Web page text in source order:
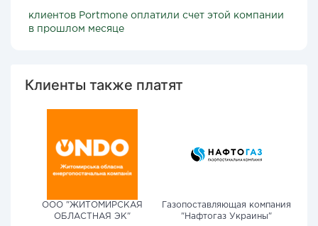
клиентов Portmone оплатили счет этой компании
в прошлом месяце
Клиенты также платят
ООО "ЖИТОМИРСКАЯ
ОБЛАСТНАЯ ЭК"
Газопоставляющая компания
"Нафтогаз Украины"